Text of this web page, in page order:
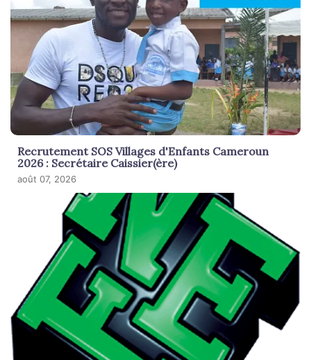
Recrutement SOS Villages d'Enfants Cameroun
2026 : Secrétaire Caissier(ère)
août 07, 2026